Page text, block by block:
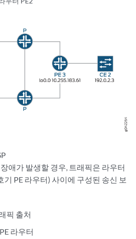
애가 발생할 경우, 트래픽은 라우터
기 PE 라우터) 사이에 구성된 송신 보
픽 출처
라우터